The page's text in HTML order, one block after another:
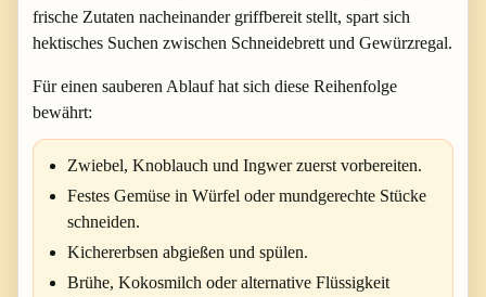
frische Zutaten nacheinander griffbereit stellt, spart sich
hektisches Suchen zwischen Schneidebrett und Gewürzregal.
Für einen sauberen Ablauf hat sich diese Reihenfolge
bewährt:
Zwiebel, Knoblauch und Ingwer zuerst vorbereiten.
Festes Gemüse in Würfel oder mundgerechte Stücke
schneiden.
Kichererbsen abgießen und spülen.
Brühe, Kokosmilch oder alternative Flüssigkeit